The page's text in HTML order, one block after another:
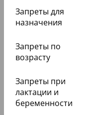
Запреты для
назначения
Запреты по
возрасту
Запреты при
лактации и
беременности